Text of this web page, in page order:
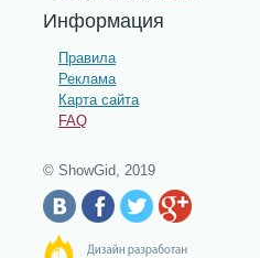
Информация
Правила
Реклама
Карта сайта
FAQ
© ShowGid, 2019